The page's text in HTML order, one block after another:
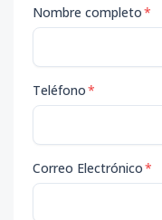
Nombre completo*
Teléfono*
Correo Electrónico*